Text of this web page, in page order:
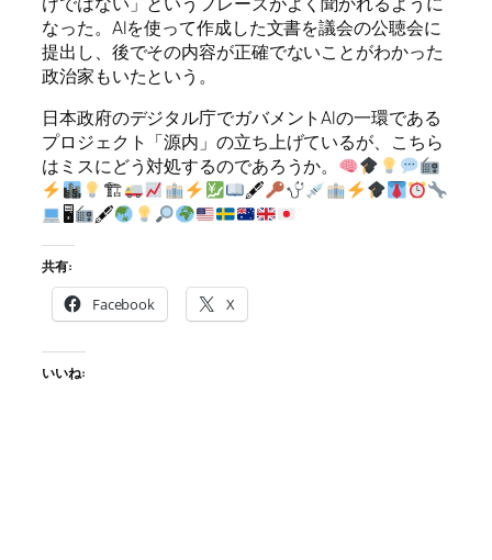
なった。AIを使って作成した文書を議会の公聴会に
提出し、後でその内容が正確でないことがわかった
政治家もいたという。
日本政府のデジタル庁でガバメントAIの一環である
プロジェクト「源内」の立ち上げているが、こちら
はミスにどう対処するのであろうか。
🏗
🖋
🖥
🖋
共有:
Facebook X
いいね: